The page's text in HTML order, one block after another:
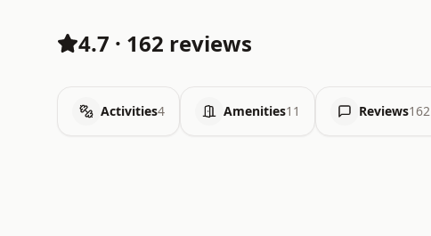
4.7 · 162 reviews
Activities4 Amenities11 Reviews162